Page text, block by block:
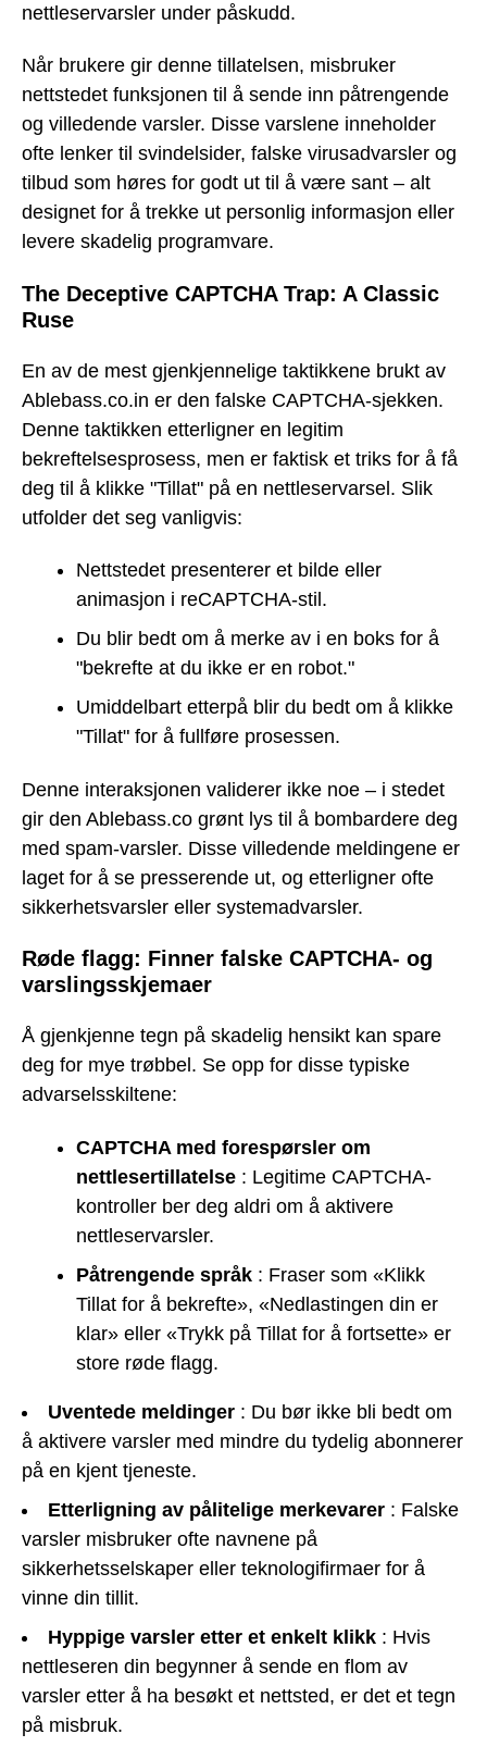
nettleservarsler under påskudd.
Når brukere gir denne tillatelsen, misbruker
nettstedet funksjonen til å sende inn påtrengende
og villedende varsler. Disse varslene inneholder
ofte lenker til svindelsider, falske virusadvarsler og
tilbud som høres for godt ut til å være sant – alt
designet for å trekke ut personlig informasjon eller
levere skadelig programvare.
The Deceptive CAPTCHA Trap: A Classic
Ruse
En av de mest gjenkjennelige taktikkene brukt av
Ablebass.co.in er den falske CAPTCHA-sjekken.
Denne taktikken etterligner en legitim
bekreftelsesprosess, men er faktisk et triks for å få
deg til å klikke "Tillat" på en nettleservarsel. Slik
utfolder det seg vanligvis:
Nettstedet presenterer et bilde eller
animasjon i reCAPTCHA-stil.
Du blir bedt om å merke av i en boks for å
"bekrefte at du ikke er en robot."
Umiddelbart etterpå blir du bedt om å klikke
"Tillat" for å fullføre prosessen.
Denne interaksjonen validerer ikke noe – i stedet
gir den Ablebass.co grønt lys til å bombardere deg
med spam-varsler. Disse villedende meldingene er
laget for å se presserende ut, og etterligner ofte
sikkerhetsvarsler eller systemadvarsler.
Røde flagg: Finner falske CAPTCHA- og
varslingsskjemaer
Å gjenkjenne tegn på skadelig hensikt kan spare
deg for mye trøbbel. Se opp for disse typiske
advarselsskiltene:
CAPTCHA med forespørsler om
nettlesertillatelse : Legitime CAPTCHA-
kontroller ber deg aldri om å aktivere
nettleservarsler.
Påtrengende språk : Fraser som «Klikk
Tillat for å bekrefte», «Nedlastingen din er
klar» eller «Trykk på Tillat for å fortsette» er
store røde flagg.
Uventede meldinger : Du bør ikke bli bedt om
å aktivere varsler med mindre du tydelig abonnerer
på en kjent tjeneste.
Etterligning av pålitelige merkevarer : Falske
varsler misbruker ofte navnene på
sikkerhetsselskaper eller teknologifirmaer for å
vinne din tillit.
Hyppige varsler etter et enkelt klikk : Hvis
nettleseren din begynner å sende en flom av
varsler etter å ha besøkt et nettsted, er det et tegn
på misbruk.